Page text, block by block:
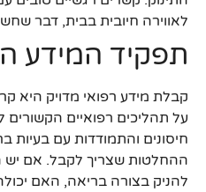
לאווירה חיובית בבית, דבר
תפקיד המידע
קבלת מידע רפואי מדויק היא
על תהליכים רפואיים הקשורים
חיסונים והתמודדות עם בעיות
ההחלטות שצריך לקבל. אם
להניק בצורה בריאה, האם